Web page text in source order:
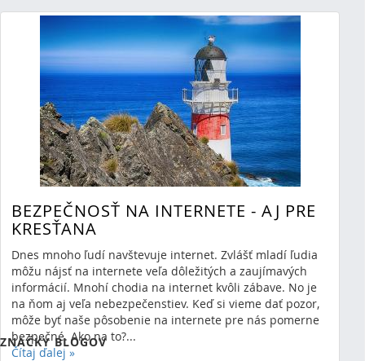
BEZPEČNOSŤ NA INTERNETE - AJ PRE
KRESŤANA
Dnes mnoho ľudí navštevuje internet. Zvlášť mladí ľudia
môžu nájsť na internete veľa dôležitých a zaujímavých
informácií. Mnohí chodia na internet kvôli zábave. No je
na ňom aj veľa nebezpečenstiev. Keď si vieme dať pozor,
môže byť naše pôsobenie na internete pre nás pomerne
bezpečné. Ako na to?...
Čítaj ďalej »
RSS (Otvorí sa v novom okne)
Ukazujem 0 výsledkov.
ZNAČKY BLOGOV